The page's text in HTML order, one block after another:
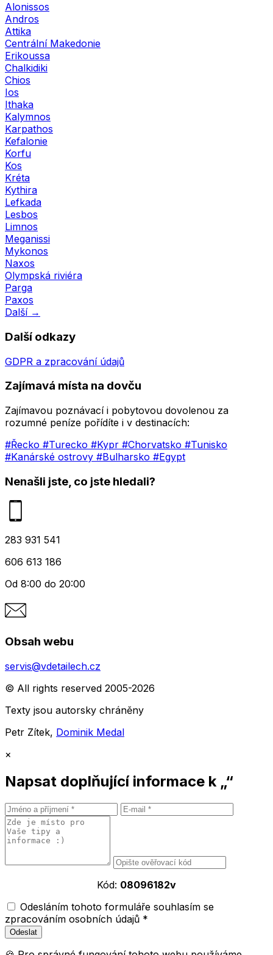
Alonissos
Andros
Attika
Centrální Makedonie
Erikoussa
Chalkidiki
Chios
Ios
Ithaka
Kalymnos
Karpathos
Kefalonie
Korfu
Kos
Kréta
Kythira
Lefkada
Lesbos
Limnos
Meganissi
Mykonos
Naxos
Olympská riviéra
Parga
Paxos
Další →
Další odkazy
GDPR a zpracování údajů
Zajímavá místa na dovču
Zajímavou poznávací i pobytovou dovolenou za
rozumné peníze pořídíte i v destinacích:
#Řecko #Turecko #Kypr #Chorvatsko #Tunisko
#Kanárské ostrovy #Bulharsko #Egypt
Nenašli jste, co jste hledali?
283 931 541
606 613 186
Od 8:00 do 20:00
Obsah webu
servis@vdetailech.cz
© All rights reserved 2005-2026
Texty jsou autorsky chráněny
Petr Zítek, Dominik Medal
×
Napsat doplňující informace k „“
Kód: 08096182v
Odesláním tohoto formuláře souhlasím se
zpracováním osobních údajů *